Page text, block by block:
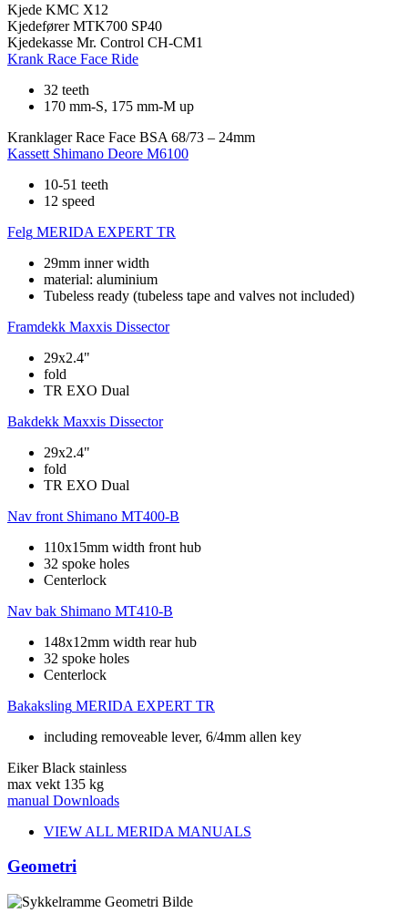
Kjede KMC X12
Kjedefører MTK700 SP40
Kjedekasse Mr. Control CH-CM1
Krank Race Face Ride
32 teeth
170 mm-S, 175 mm-M up
Kranklager Race Face BSA 68/73 – 24mm
Kassett Shimano Deore M6100
10-51 teeth
12 speed
Felg MERIDA EXPERT TR
29mm inner width
material: aluminium
Tubeless ready (tubeless tape and valves not included)
Framdekk Maxxis Dissector
29x2.4"
fold
TR EXO Dual
Bakdekk Maxxis Dissector
29x2.4"
fold
TR EXO Dual
Nav front Shimano MT400-B
110x15mm width front hub
32 spoke holes
Centerlock
Nav bak Shimano MT410-B
148x12mm width rear hub
32 spoke holes
Centerlock
Bakaksling MERIDA EXPERT TR
including removeable lever, 6/4mm allen key
Eiker Black stainless
max vekt 135 kg
manual Downloads
VIEW ALL MERIDA MANUALS
Geometri